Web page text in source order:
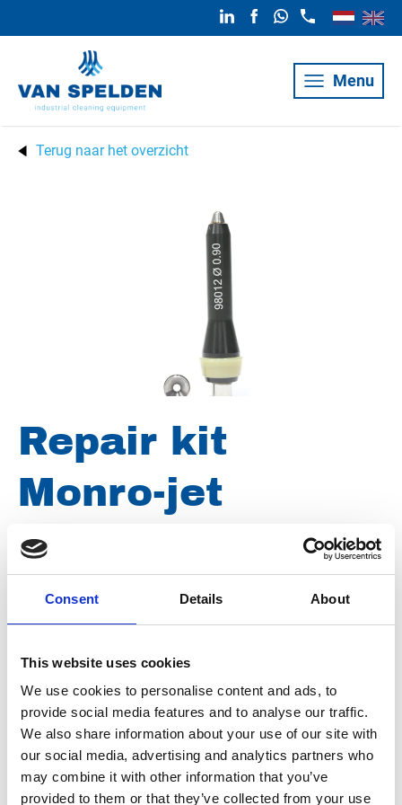
Consent Details About
This website uses cookies
We use cookies to personalise content and ads, to
provide social media features and to analyse our traffic.
We also share information about your use of our site with
our social media, advertising and analytics partners who
may combine it with other information that you’ve
provided to them or that they’ve collected from your use
Menu
Terug naar het overzicht
Repair kit
Monro-jet
F3/2/125-0,90